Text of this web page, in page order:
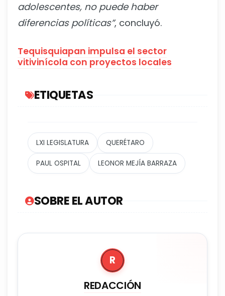
adolescentes, no puede haber
diferencias políticas”, concluyó.
Tequisquiapan impulsa el sector
vitivinícola con proyectos locales
ETIQUETAS
LXI LEGISLATURA QUERÉTARO
PAUL OSPITAL LEONOR MEJÍA BARRAZA
SOBRE EL AUTOR
R
REDACCIÓN